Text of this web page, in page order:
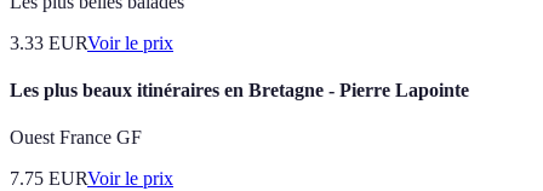
3.33 EURVoir le prix
Les plus beaux itinéraires en Bretagne - Pierre Lapointe
Ouest France GF
7.75 EURVoir le prix